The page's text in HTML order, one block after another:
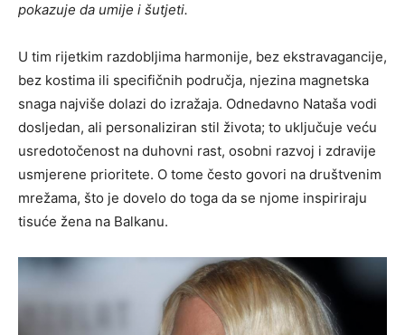
pokazuje da umije i šutjeti.
U tim rijetkim razdobljima harmonije, bez ekstravagancije,
bez kostima ili specifičnih područja, njezina magnetska
snaga najviše dolazi do izražaja. Odnedavno Nataša vodi
dosljedan, ali personaliziran stil života; to uključuje veću
usredotočenost na duhovni rast, osobni razvoj i zdravije
usmjerene prioritete. O tome često govori na društvenim
mrežama, što je dovelo do toga da se njome inspiriraju
tisuće žena na Balkanu.